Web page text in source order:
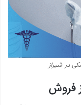
در شیراز
فروش